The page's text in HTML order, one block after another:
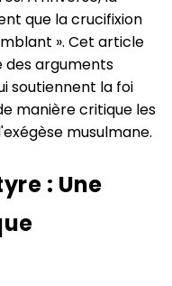
que la crucifixion
». Cet article
des arguments
soutiennent la foi
manière critique les
musulmane.
: Une